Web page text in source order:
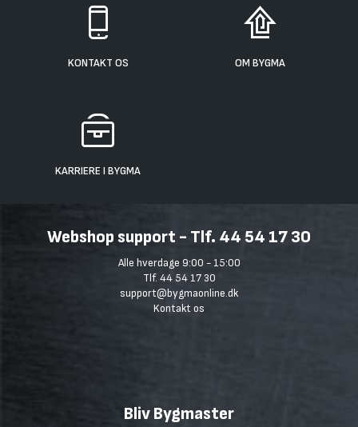
KONTAKT OS OM BYGMA
KARRIERE I BYGMA
Webshop support - Tlf. 44 54 17 30
Alle hverdage 9:00 - 15:00
Tlf. 44 54 17 30
support@bygmaonline.dk
Kontakt os
Bliv Bygmaster